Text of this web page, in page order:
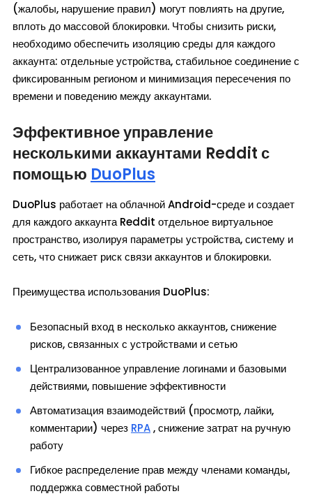
(жалобы, нарушение правил) могут повлиять на другие,
вплоть до массовой блокировки. Чтобы снизить риски,
необходимо обеспечить изоляцию среды для каждого
аккаунта: отдельные устройства, стабильное соединение с
фиксированным регионом и минимизация пересечения по
времени и поведению между аккаунтами.
Эффективное управление
несколькими аккаунтами Reddit с
помощью DuoPlus
DuoPlus работает на облачной Android-среде и создает
для каждого аккаунта Reddit отдельное виртуальное
пространство, изолируя параметры устройства, систему и
сеть, что снижает риск связи аккаунтов и блокировки.
Преимущества использования DuoPlus:
Безопасный вход в несколько аккаунтов, снижение
рисков, связанных с устройствами и сетью
Централизованное управление логинами и базовыми
действиями, повышение эффективности
Автоматизация взаимодействий (просмотр, лайки,
комментарии) через RPA, снижение затрат на ручную
работу
Гибкое распределение прав между членами команды,
поддержка совместной работы